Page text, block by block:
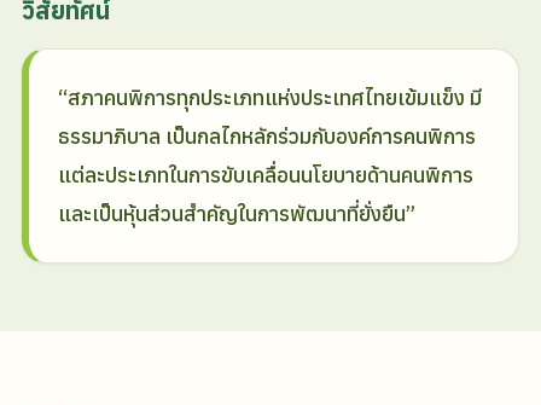
วิสัยทัศน์
“สภาคนพิการทุกประเภทแห่งประเทศไทยเข้มแข็ง มี
ธรรมาภิบาล เป็นกลไกหลักร่วมกับองค์การคนพิการ
แต่ละประเภทในการขับเคลื่อนนโยบายด้านคนพิการ
และเป็นหุ้นส่วนสำคัญในการพัฒนาที่ยั่งยืน”